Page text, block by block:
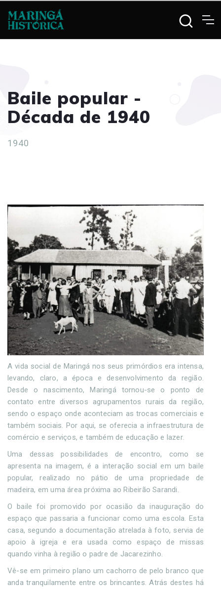
Baile popular -
Década de 1940
1940
A vida social de Maringá nos seus primórdios era intensa,
levando, claro, a época e desenvolvimento da região.
Desde o nascimento, Maringá tornou-se o ponto de
contato entre diversos agrupamentos rurais da região,
sendo o espaço onde aconteciam as trocas comerciais e
também sociais. Por aqui, se oferecia a infraestrutura de
comércio e serviços, e também de educação e lazer.
Uma dessas possibilidades de encontro, como se
apresenta na imagem, é a interação social em um baile
popular, realizado no pátio de uma propriedade de
madeira, em uma área próxima ao Ribeirão Sarandi.
O baile foi promovido por ocasião da inauguração do
espaço que passaria a funcionar como uma escola. Esta
casa, segundo a documentação atrelada à foto, servia de
apoio à igreja e era usada como espaço de missas
quando vinha à região o padre de Jacarezinho.
Vê-se em primeiro plano um cachorro de pelo branco que
anda tranquilamente entre os brincantes. Atrás destes há